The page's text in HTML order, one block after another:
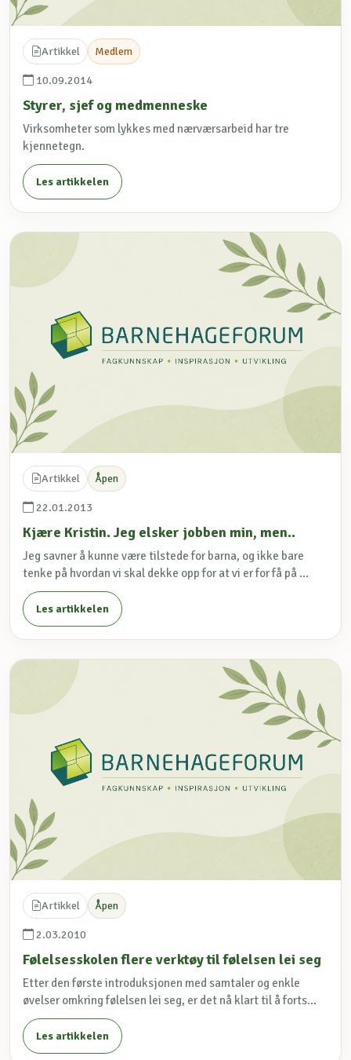
Artikkel Medlem
10.09.2014
Styrer, sjef og medmenneske
Virksomheter som lykkes med nærværsarbeid har tre
kjennetegn.
Les artikkelen
Artikkel Åpen
22.01.2013
Kjære Kristin. Jeg elsker jobben min, men..
Jeg savner å kunne være tilstede for barna, og ikke bare
tenke på hvordan vi skal dekke opp for at vi er for få på ...
Les artikkelen
Artikkel Åpen
2.03.2010
Følelsesskolen flere verktøy til følelsen lei seg
Etter den første introduksjonen med samtaler og enkle
øvelser omkring følelsen lei seg, er det nå klart til å forts...
Les artikkelen